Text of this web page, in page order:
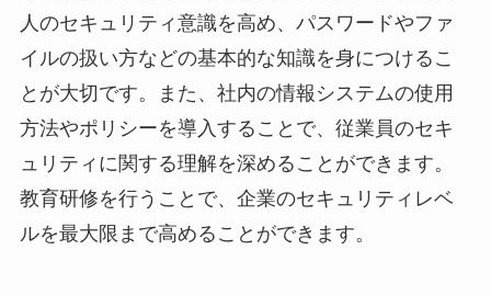
人のセキュリティ意識を高め、パスワードやファ
イルの扱い方などの基本的な知識を身につけるこ
とが大切です。また、社内の情報システムの使用
方法やポリシーを導入することで、従業員のセキ
ュリティに関する理解を深めることができます。
教育研修を行うことで、企業のセキュリティレベ
ルを最大限まで高めることができます。